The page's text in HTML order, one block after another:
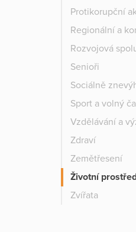
Protikorupční
Regionální a
Rozvojová
Senioři
Sociálně
Sport a volný
Vzdělávání a
Zdraví
Zemětřesení
Životní
Zvířata